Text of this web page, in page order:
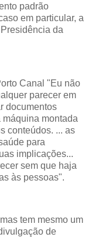
padrão
em particular, a
da
Canal "Eu não
parecer em
documentos
montada
conteúdos. ... as
para
implicações...
sem que haja
às pessoas".
tem mesmo um
de